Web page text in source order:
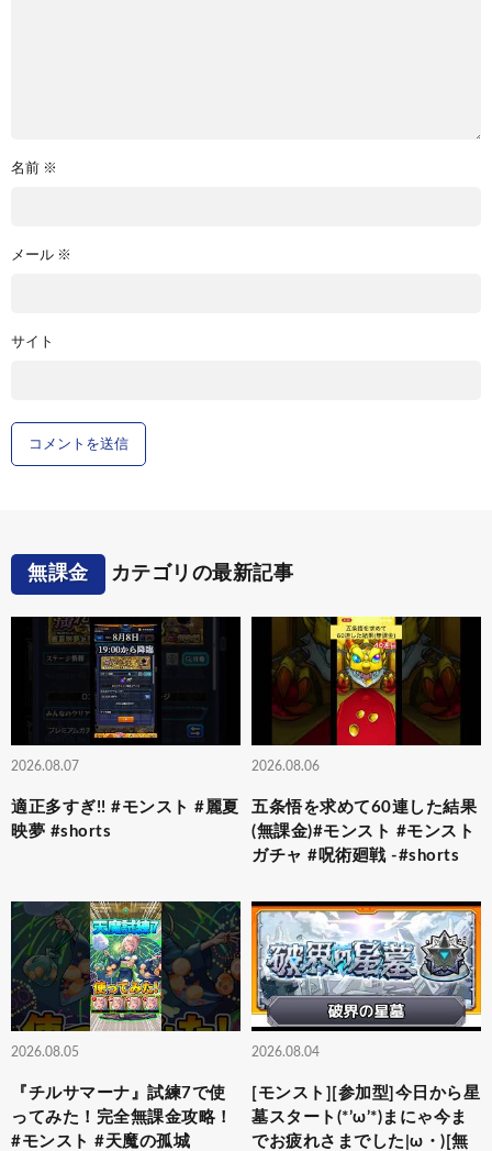
名前 ※
メール ※
サイト
無課金 カテゴリの最新記事
2026.08.07
適正多すぎ!! #モンスト #麗夏
映夢 #shorts
2026.08.06
五条悟を求めて60連した結果
(無課金)#モンスト #モンスト
ガチャ #呪術廻戦 -#shorts
2026.08.05
『チルサマーナ』試練7で使
ってみた！完全無課金攻略！
#モンスト #天魔の孤城
2026.08.04
[モンスト][参加型]今日から星
墓スタート(*’ω’*)まにゃ今ま
でお疲れさまでした|ω・)[無